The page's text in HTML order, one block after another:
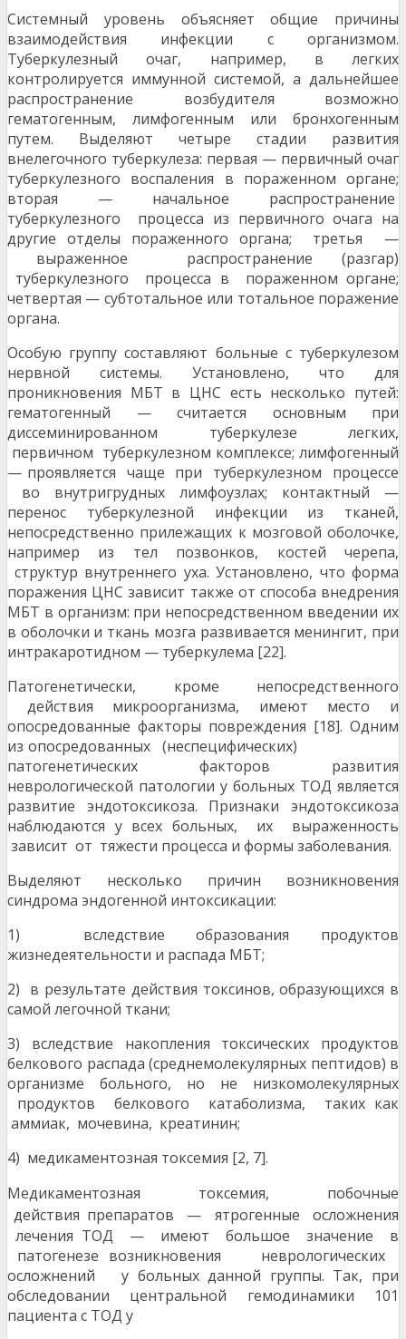
Системный уровень объясняет общие причины
взаимодействия инфекции с организмом.
Туберкулезный очаг, например, в легких
контролируется иммунной системой, а дальнейшее
распространение возбудителя возможно
гематогенным, лимфогенным или бронхогенным
путем. Выделяют четыре стадии развития
внелегочного туберкулеза: первая — первичный очаг
туберкулезного воспаления в пораженном органе;
вторая — начальное распространение
туберкулезного процесса из первичного очага на
другие отделы пораженного органа; третья —
выраженное распространение (разгар)
туберкулезного процесса в пораженном органе;
четвертая — субтотальное или тотальное поражение
органа.
Особую группу составляют больные с туберкулезом
нервной системы. Установлено, что для
проникновения МБТ в ЦНС есть несколько путей:
гематогенный — считается основным при
диссеминированном туберкулезе легких,
первичном туберкулезном комплексе; лимфогенный
— проявляется чаще при туберкулезном процессе
во внутригрудных лимфоузлах; контактный —
перенос туберкулезной инфекции из тканей,
непосредственно прилежащих к мозговой оболочке,
например из тел позвонков, костей черепа,
структур внутреннего уха. Установлено, что форма
поражения ЦНС зависит также от способа внедрения
МБТ в организм: при непосредственном введении их
в оболочки и ткань мозга развивается менингит, при
интракаротидном — туберкулема [22].
Патогенетически, кроме непосредственного
действия микроорганизма, имеют место и
опосредованные факторы повреждения [18]. Одним
из опосредованных (неспецифических)
патогенетических факторов развития
неврологической патологии у больных ТОД является
развитие эндотоксикоза. Признаки эндотоксикоза
наблюдаются у всех больных, их выраженность
зависит от тяжести процесса и формы заболевания.
Выделяют несколько причин возникновения
синдрома эндогенной интоксикации:
1) вследствие образования продуктов
жизнедеятельности и распада МБТ;
2) в результате действия токсинов, образующихся в
самой легочной ткани;
3) вследствие накопления токсических продуктов
белкового распада (среднемолекулярных пептидов) в
организме больного, но не низкомолекулярных
продуктов белкового катаболизма, таких как
аммиак, мочевина, креатинин;
4) медикаментозная токсемия [2, 7].
Медикаментозная токсемия, побочные
действия препаратов — ятрогенные осложнения
лечения ТОД — имеют большое значение в
патогенезе возникновения неврологических
осложнений у больных данной группы. Так, при
обследовании центральной гемодинамики 101
пациента с ТОД у